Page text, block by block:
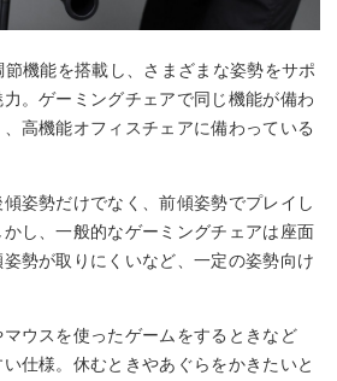
機能を搭載し、さまざまな姿勢をサポ
。ゲーミングチェアで同じ機能が備わ
高機能オフィスチェアに備わっている
姿勢だけでなく、前傾姿勢でプレイし
し、一般的なゲーミングチェアは座面
勢が取りにくいなど、一定の姿勢向け
ウスを使ったゲームをするときなど
仕様。休むときやあぐらをかきたいと